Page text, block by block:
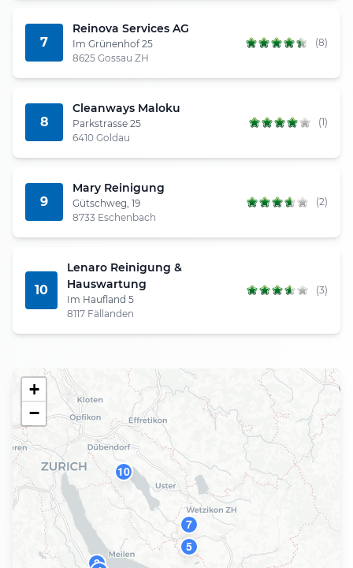
7
Reinova Services AG
Im Grünenhof 25
8625 Gossau ZH
(8)
8
Cleanways Maloku
Parkstrasse 25
6410 Goldau
(1)
9
Mary Reinigung
Gütschweg, 19
8733 Eschenbach
(2)
10
Lenaro Reinigung &
Hauswartung
Im Haufland 5
8117 Fällanden
(3)
2
5
7
10
+
−